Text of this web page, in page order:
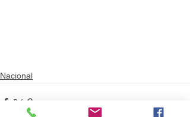
Nacional